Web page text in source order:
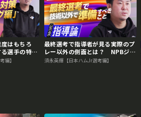
はもちろ
選手の特長
合格のため
編】
最終選考で指導者が見る実際のプ
レー以外の側面とは？ NPBジュ
ニア合格のために必要な準備
須永英輝【日本ハムJr選考編】